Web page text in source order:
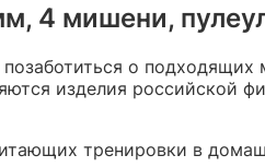
4 мишени,
о
изделия российской
тренировки в